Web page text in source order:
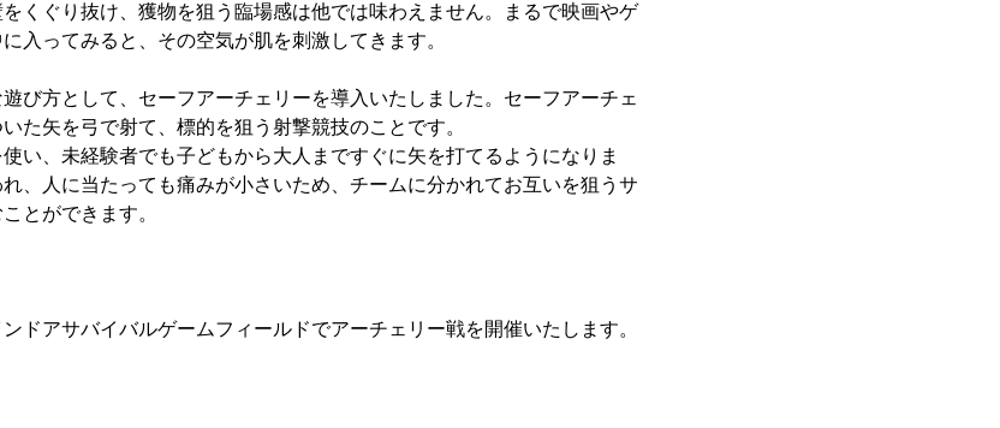
くぐり抜け、獲物を狙う臨場感は他では味わえません。まるで映画やゲ
入ってみると、その空気が肌を刺激してきます。
び方として、セーフアーチェリーを導入いたしました。セーフアーチェ
た矢を弓で射て、標的を狙う射撃競技のことです。
い、未経験者でも子どもから大人まですぐに矢を打てるようになりま
、人に当たっても痛みが小さいため、チームに分かれてお互いを狙うサ
とができます。
ドアサバイバルゲームフィールドでアーチェリー戦を開催いたします。